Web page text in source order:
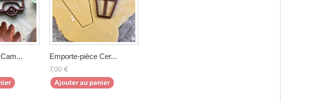
Emporte-pièce Cer...
7,00 €
Ajouter au panier